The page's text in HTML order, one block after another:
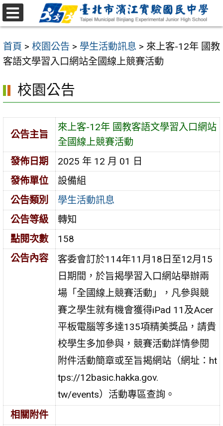
跳
至
要
內
區
首頁 > 校園公告 > 學生活動訊息 > 來上客-12年 國教
客語文學習入口網站全國線上競賽活動
校園公告
公告主旨
來上客-12年 國教客語文學習入口網站
全國線上競賽活動
發佈日期
2025 年 12 月 01 日
發佈單位
設備組
公告類別
學生活動訊息
公告等級
轉知
點閱次數
158
公告內容
客委會訂於114年11月18日至12月15
日期間，於旨揭學習入口網站舉辦兩
場「全國線上競賽活動」，凡參與競
賽之學生就有機會獲得iPad 11及Acer
平板電腦等多達135項精美獎品，請貴
校學生多加參與，競賽活動詳情參閱
附件活動簡章或至旨揭網站（網址：ht
tps://12basic.hakka.gov.
tw/events）活動專區查詢。
相關附件
選
單